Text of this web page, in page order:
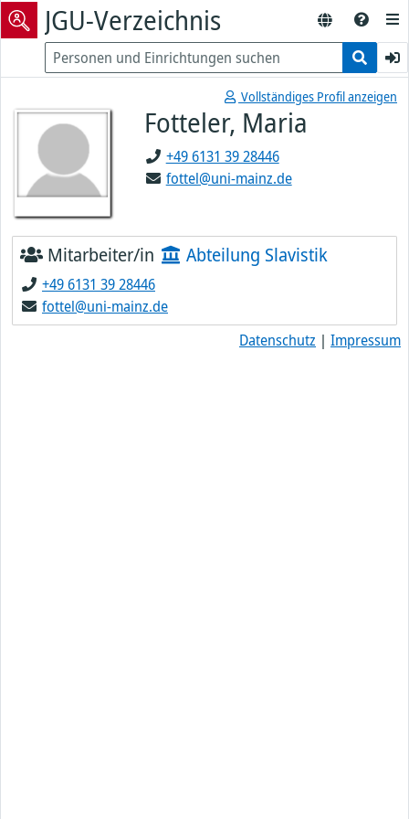
JGU-Verzeichnis
Vollständiges Profil anzeigen
Fotteler, Maria
+49 6131 39 28446
fottel@uni-mainz.de
Mitarbeiter/in Abteilung Slavistik
+49 6131 39 28446
fottel@uni-mainz.de
Datenschutz | Impressum